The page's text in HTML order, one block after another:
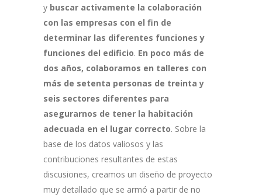
y buscar activamente la colaboración
con las empresas con el fin de
determinar las diferentes funciones y
funciones del edificio. En poco más de
dos años, colaboramos en talleres con
más de setenta personas de treinta y
seis sectores diferentes para
asegurarnos de tener la habitación
adecuada en el lugar correcto. Sobre la
base de los datos valiosos y las
contribuciones resultantes de estas
discusiones, creamos un diseño de proyecto
muy detallado que se armó a partir de no